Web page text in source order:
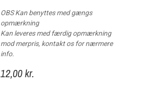
12,00 kr.
OBS Kan benyttes med gængs
opmærkning
Kan leveres med færdig opmærkning
mod merpris, kontakt os for nærmere
info.